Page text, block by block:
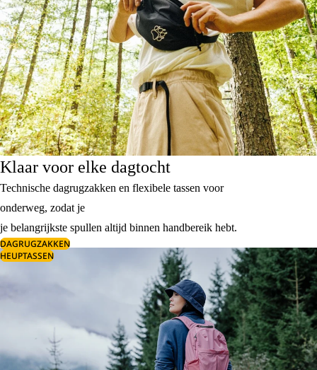
Klaar voor elke dagtocht
Technische dagrugzakken en flexibele tassen voor
onderweg, zodat je
je belangrijkste spullen altijd binnen handbereik hebt.
DAGRUGZAKKEN
HEUPTASSEN